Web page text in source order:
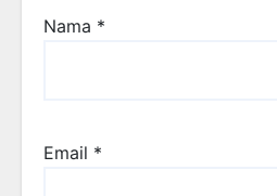
Nama *
Email *